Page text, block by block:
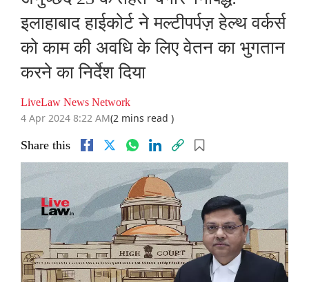
इलाहाबाद हाईकोर्ट ने मल्टीपर्पज़ हेल्‍‌थ वर्कर्स
को काम की अवधि के लिए वेतन का भुगतान
करने का निर्देश दिया
LiveLaw News Network
4 Apr 2024 8:22 AM(2 mins read )
Share this